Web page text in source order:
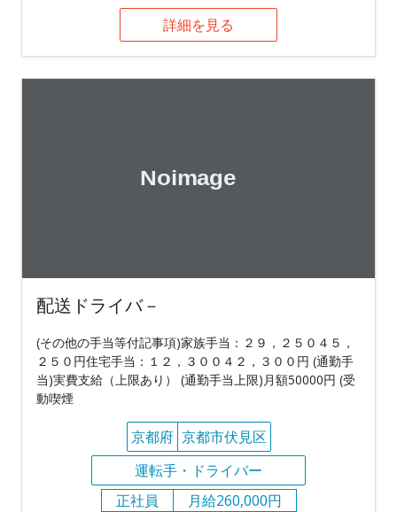
詳細を見る
配送ドライバ－
(その他の手当等付記事項)家族手当：２９，２５０４５，
２５０円住宅手当：１２，３００４２，３００円 (通勤手
当)実費支給（上限あり） (通勤手当上限)月額50000円 (受
動喫煙
京都府 京都市伏見区
運転手・ドライバー
正社員
月給260,000円